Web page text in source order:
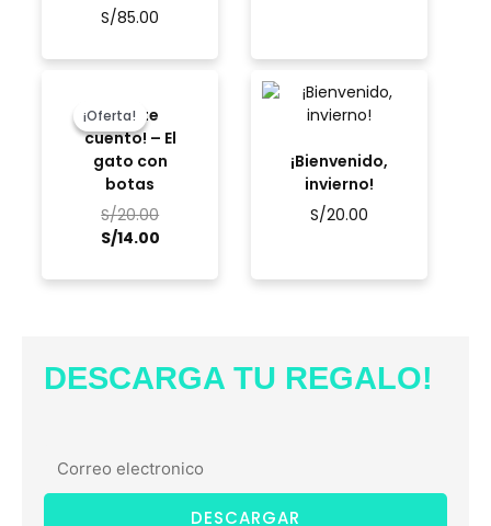
S/85.00
¡Oferta!
¡Oferta!
¡Qué te
cuento! – El
gato con
botas
S/20.00
original
era:
S/20.00.
S/14.00
actual
es:
S/14.00.
¡Bienvenido,
invierno!
S/20.00
DESCARGA TU REGALO!
DESCARGAR